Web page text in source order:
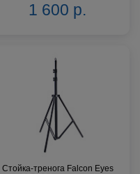
1 600 р.
Стойка-тренога Falcon Eyes